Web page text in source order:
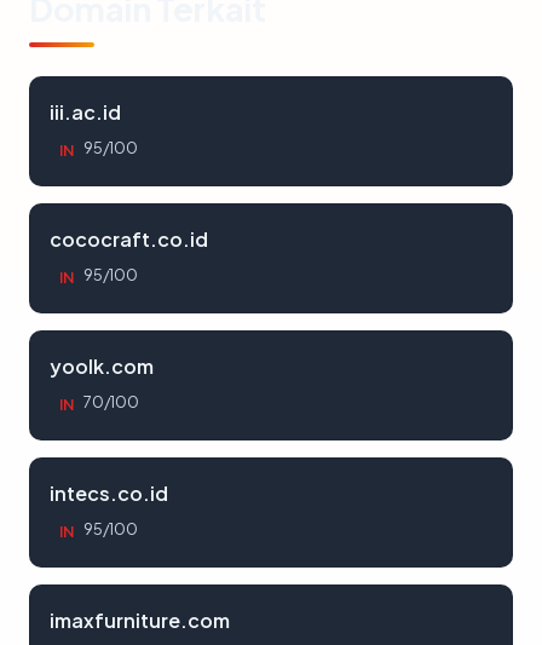
iii.ac.id
IN 95/100
cococraft.co.id
IN 95/100
yoolk.com
IN 70/100
intecs.co.id
IN 95/100
imaxfurniture.com